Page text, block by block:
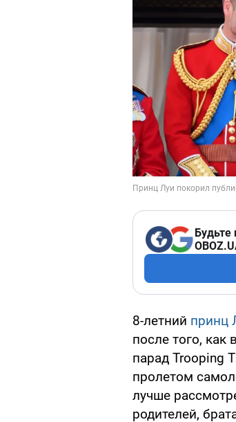
8-летний принц
после того,
парад Trooping
пролетом
лучше
родителей,